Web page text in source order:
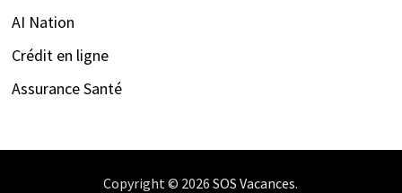
AI Nation
Crédit en ligne
Assurance Santé
Copyright © 2026SOS Vacances.